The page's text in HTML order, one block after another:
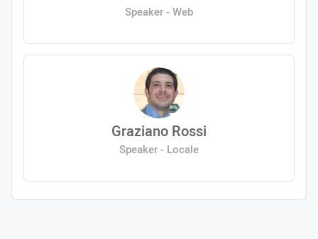
Speaker - Web
Graziano Rossi
Speaker - Locale